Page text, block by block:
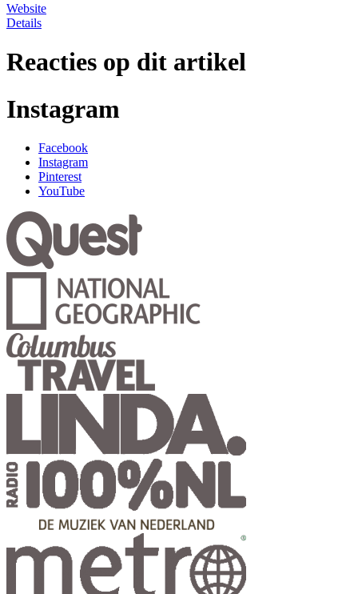
Website
Details
Reacties op dit artikel
Instagram
Facebook
Instagram
Pinterest
YouTube